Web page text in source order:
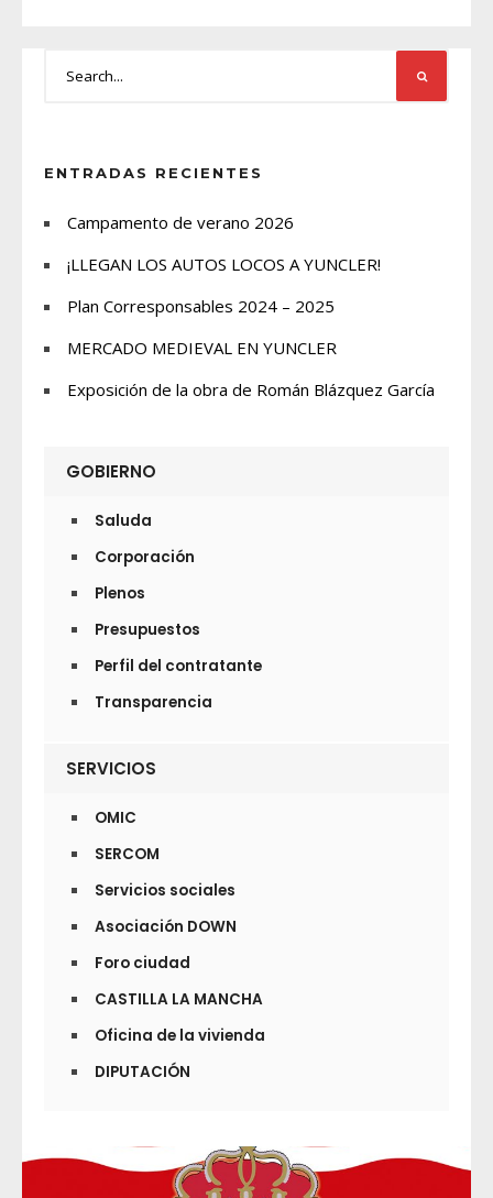
ENTRADAS RECIENTES
Campamento de verano 2026
¡LLEGAN LOS AUTOS LOCOS A YUNCLER!
Plan Corresponsables 2024 – 2025
MERCADO MEDIEVAL EN YUNCLER
Exposición de la obra de Román Blázquez García
GOBIERNO
Saluda
Corporación
Plenos
Presupuestos
Perfil del contratante
Transparencia
SERVICIOS
OMIC
SERCOM
Servicios sociales
Asociación DOWN
Foro ciudad
CASTILLA LA MANCHA
Oficina de la vivienda
DIPUTACIÓN